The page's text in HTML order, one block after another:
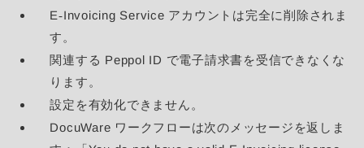
E‑Invoicing Service アカウントは完全に削除されま
す。
関連する Peppol ID で電子請求書を受信できなくな
ります。
設定を有効化できません。
DocuWare ワークフローは次のメッセージを返しま